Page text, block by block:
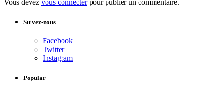
Vous devez vous connecterpour publier un commentaire.
Suivez-nous
Facebook
Twitter
Instagram
Popular